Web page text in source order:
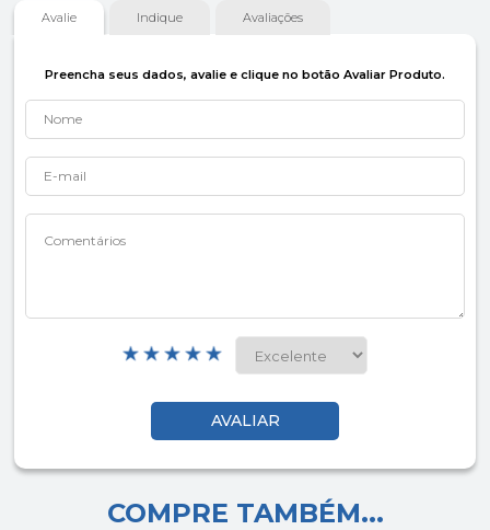
Avalie Indique Avaliações
Preencha seus dados, avalie e clique no botão Avaliar Produto.
COMPRE TAMBÉM...